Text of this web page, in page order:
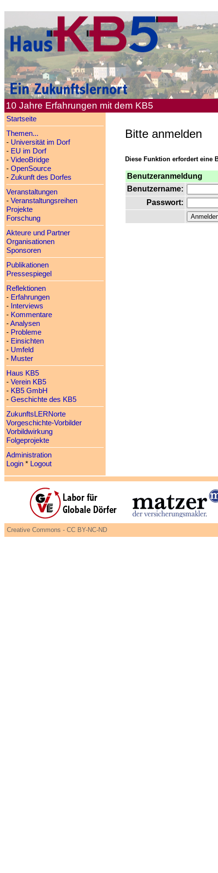
10 Jahre Erfahrungen mit dem KB5
Startseite
Themen...
- Universität im Dorf
- EU im Dorf
- VideoBridge
- OpenSource
- Zukunft des Dorfes
Veranstaltungen
- Veranstaltungsreihen
Projekte
Forschung
Akteure und Partner
Organisationen
Sponsoren
Publikationen
Pressespiegel
Reflektionen
- Erfahrungen
- Interviews
- Kommentare
-Analysen
- Probleme
- Einsichten
- Umfeld
- Muster
Haus KB5
- Verein KB5
- KB5 GmbH
- Geschichte des KB5
ZukunftsLERNorte
Vorgeschichte-Vorbilder
Vorbildwirkung
Folgeprojekte
Administration
Login* Logout
Bitte anmelden
Diese Funktion erfordert eine
Benutzeranmeldung
Benutzername:
Passwort:
Creative Commons - CC BY-NC-ND